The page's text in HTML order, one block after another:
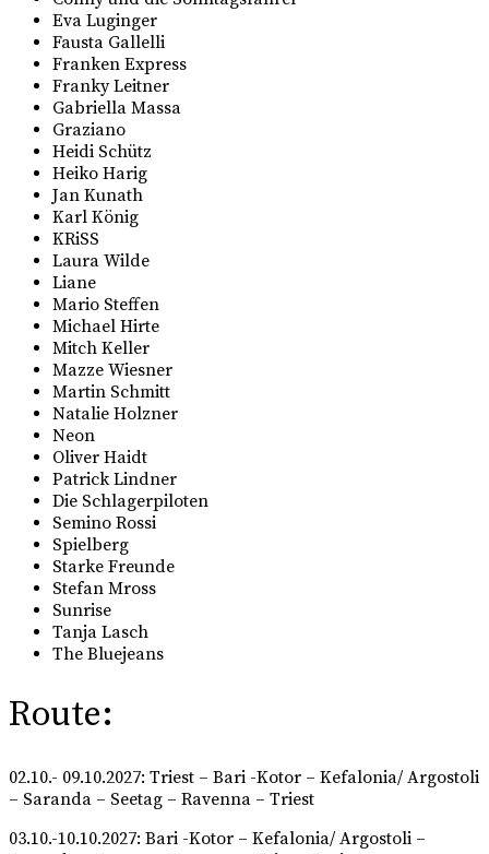
Eva Luginger
Fausta Gallelli
Franken Express
Franky Leitner
Gabriella Massa
Graziano
Heidi Schütz
Heiko Harig
Jan Kunath
Karl König
KRiSS
Laura Wilde
Liane
Mario Steffen
Michael Hirte
Mitch Keller
Mazze Wiesner
Martin Schmitt
Natalie Holzner
Neon
Oliver Haidt
Patrick Lindner
Die Schlagerpiloten
Semino Rossi
Spielberg
Starke Freunde
Stefan Mross
Sunrise
Tanja Lasch
The Bluejeans
Route:
02.10.- 09.10.2027: Triest – Bari -Kotor – Kefalonia/ Argostoli
– Saranda – Seetag – Ravenna – Triest
03.10.-10.10.2027: Bari -Kotor – Kefalonia/ Argostoli –